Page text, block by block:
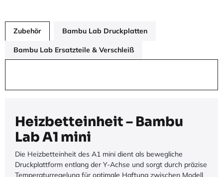
Zubehör Bambu Lab Druckplatten
Bambu Lab Ersatzteile & Verschleiß
Heizbetteinheit – Bambu
Lab A1 mini
Die Heizbetteinheit des A1 mini dient als bewegliche
Druckplattform entlang der Y-Achse und sorgt durch präzise
Temperaturregelung für optimale Haftung zwischen Modell